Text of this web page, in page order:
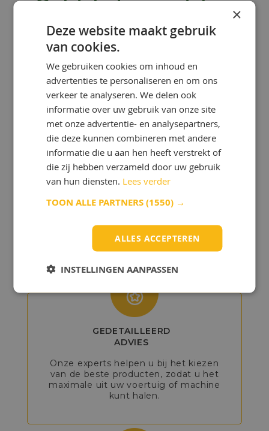
Ontdek de voordelen
van OlieOnline!
Wilt u olie kopen bij OlieOnline?
Dan profiteert u van veel
voordelen:
ONZE KENNIS IS UW KRACHT!
van gepassioneerde smeermiddelen-
ervaring.
GEDETAILLEERD
ADVIES
Onze experts helpen u bij het kiezen
van de beste producten, zodat u het
maximale uit uw voertuig of machine
kunt halen.
×
Deze website maakt gebruik
van cookies.
We gebruiken cookies om inhoud en
advertenties te personaliseren en om ons
verkeer te analyseren. We delen ook
informatie over uw gebruik van onze site
met onze advertentie- en analysepartners,
die deze kunnen combineren met andere
informatie die u aan hen heeft verstrekt of
die zij hebben verzameld door uw gebruik
van hun diensten. Lees verder
TOON ALLE PARTNERS(1550) →
ALLES ACCEPTEREN
INSTELLINGEN AANPASSEN